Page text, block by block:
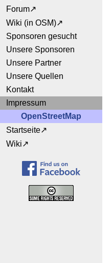
Forum
Wiki (in OSM)
Sponsoren gesucht
Unsere Sponsoren
Unsere Partner
Unsere Quellen
Kontakt
Impressum
OpenStreetMap
Startseite
Wiki